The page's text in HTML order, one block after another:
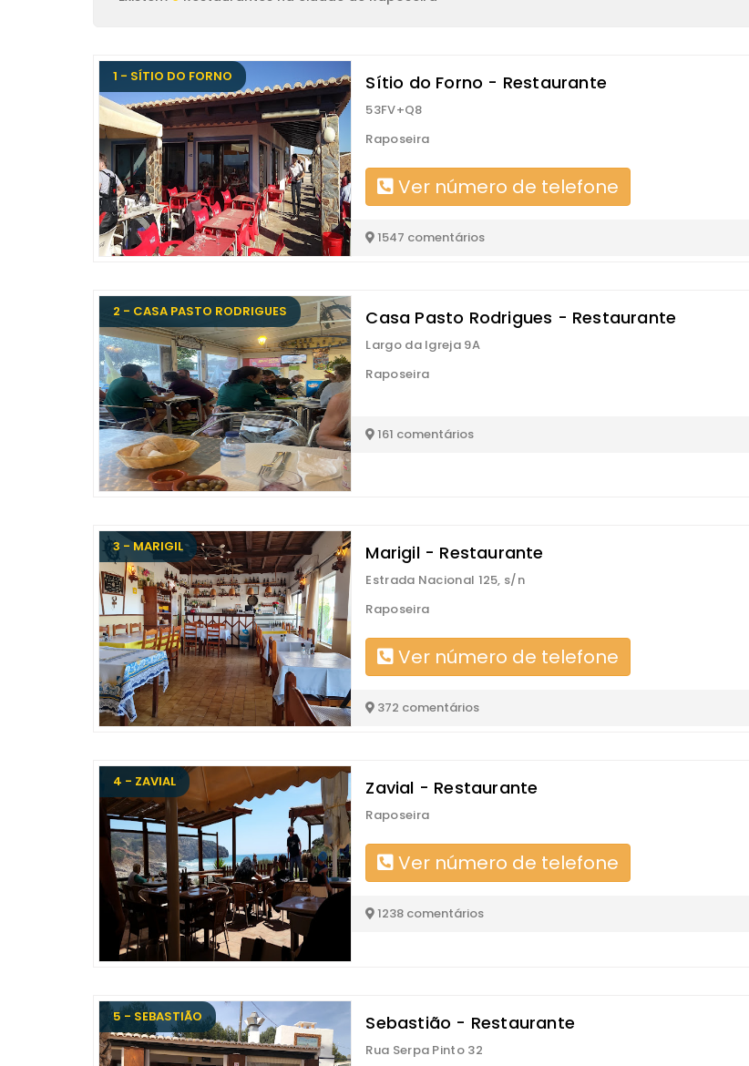
1 - SÍTIO DO FORNO Sítio do Forno - Restaurante
53FV+Q8
Raposeira
Ver número de telefone
1547 comentários
2 - CASA PASTO RODRIGUES Casa Pasto Rodrigues - Restaurante
Largo da Igreja 9A
Raposeira
161 comentários
3 - MARIGIL Marigil - Restaurante
Estrada Nacional 125, s/n
Raposeira
Ver número de telefone
372 comentários
4 - ZAVIAL Zavial - Restaurante
Raposeira
Ver número de telefone
1238 comentários
5 - SEBASTIÃO Sebastião - Restaurante
Rua Serpa Pinto 32